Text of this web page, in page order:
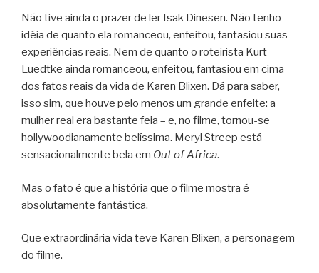
Não tive ainda o prazer de ler Isak Dinesen. Não tenho
idéia de quanto ela romanceou, enfeitou, fantasiou suas
experiências reais. Nem de quanto o roteirista Kurt
Luedtke ainda romanceou, enfeitou, fantasiou em cima
dos fatos reais da vida de Karen Blixen. Dá para saber,
isso sim, que houve pelo menos um grande enfeite: a
mulher real era bastante feia – e, no filme, tornou-se
hollywoodianamente belíssima. Meryl Streep está
sensacionalmente bela em Out of Africa.
Mas o fato é que a história que o filme mostra é
absolutamente fantástica.
Que extraordinária vida teve Karen Blixen, a personagem
do filme.